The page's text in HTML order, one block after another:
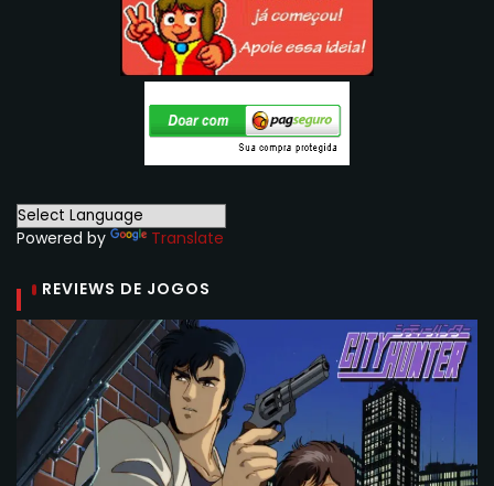
Powered by Translate
REVIEWS DE JOGOS